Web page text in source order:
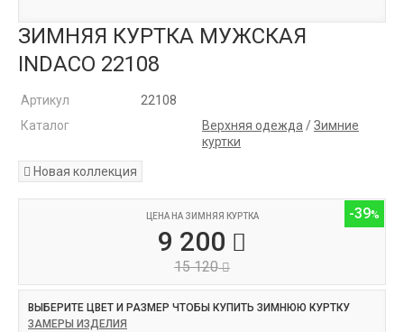
ЗИМНЯЯ КУРТКА МУЖСКАЯ
INDACO 22108
Артикул
22108
Каталог
Верхняя одежда /Зимние
куртки
Новая коллекция
-39
ЦЕНА НА ЗИМНЯЯ КУРТКА
9 200
15 120
ВЫБЕРИТЕ ЦВЕТ И РАЗМЕР ЧТОБЫ КУПИТЬ ЗИМНЮЮ КУРТКУ
ЗАМЕРЫ ИЗДЕЛИЯ